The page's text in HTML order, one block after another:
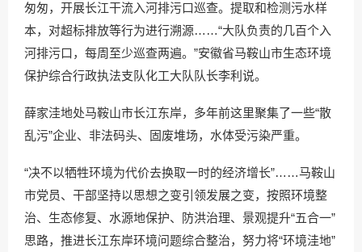
匆匆，开展长江干流入河排污口巡查。提取和检测污水样
本，对超标排放等行为进行溯源……“大队负责的几百个入
河排污口，每周至少巡查两遍。”安徽省马鞍山市生态环境
保护综合行政执法支队化工大队队长李利说。
薛家洼地处马鞍山市长江东岸，多年前这里聚集了一些“散
乱污”企业、非法码头、固废堆场，水体受污染严重。
“决不以牺牲环境为代价去换取一时的经济增长”……马鞍山
市党员、干部坚持以思想之变引领发展之变，按照环境整
治、生态修复、水源地保护、防洪治理、景观提升“五合一”
思路，推进长江东岸环境问题综合整治，努力将“环境洼地”